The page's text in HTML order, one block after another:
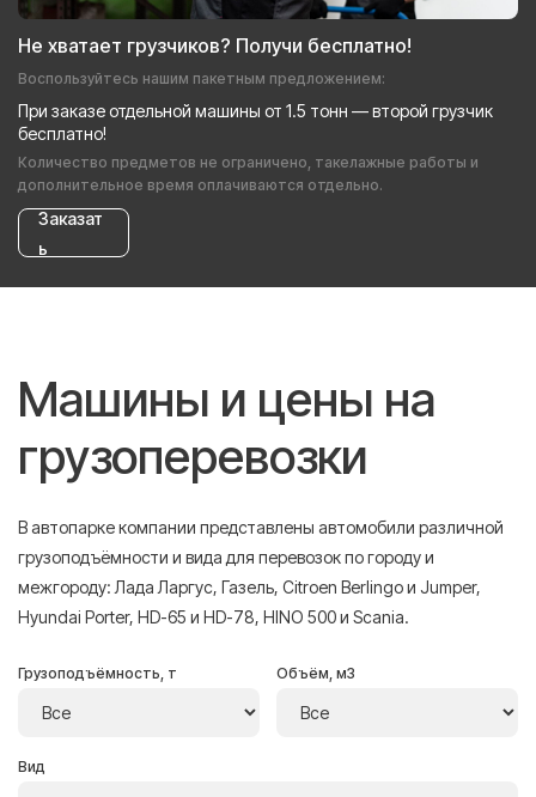
Не хватает грузчиков? Получи бесплатно!
Воспользуйтесь нашим пакетным предложением:
При заказе отдельной машины от 1.5 тонн — второй грузчик
бесплатно!
Количество предметов не ограничено, такелажные работы и
дополнительное время оплачиваются отдельно.
Заказат
ь
Машины и цены на
грузоперевозки
В автопарке компании представлены автомобили различной
грузоподъёмности и вида для перевозок по городу и
межгороду: Лада Ларгус, Газель, Citroen Berlingo и Jumper,
Hyundai Porter, HD-65 и HD-78, HINO 500 и Scania.
Грузоподъёмность, т Объём, м3
Вид